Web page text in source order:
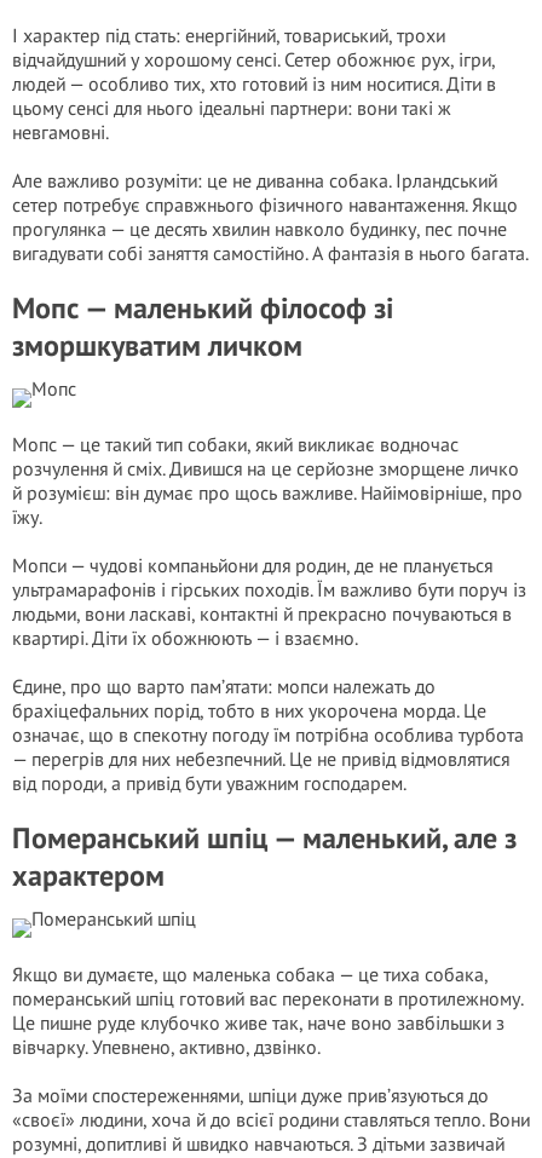
І характер під стать: енергійний, товариський, трохи
відчайдушний у хорошому сенсі. Сетер обожнює рух, ігри,
людей — особливо тих, хто готовий із ним носитися. Діти в
цьому сенсі для нього ідеальні партнери: вони такі ж
невгамовні.
Але важливо розуміти: це не диванна собака. Ірландський
сетер потребує справжнього фізичного навантаження. Якщо
прогулянка — це десять хвилин навколо будинку, пес почне
вигадувати собі заняття самостійно. А фантазія в нього багата.
Мопс — маленький філософ зі
зморшкуватим личком
Мопс — це такий тип собаки, який викликає водночас
розчулення й сміх. Дивишся на це серйозне зморщене личко
й розумієш: він думає про щось важливе. Найімовірніше, про
їжу.
Мопси — чудові компаньйони для родин, де не планується
ультрамарафонів і гірських походів. Їм важливо бути поруч із
людьми, вони ласкаві, контактні й прекрасно почуваються в
квартирі. Діти їх обожнюють — і взаємно.
Єдине, про що варто пам’ятати: мопси належать до
брахіцефальних порід, тобто в них укорочена морда. Це
означає, що в спекотну погоду їм потрібна особлива турбота
— перегрів для них небезпечний. Це не привід відмовлятися
від породи, а привід бути уважним господарем.
Померанський шпіц — маленький, але з
характером
Якщо ви думаєте, що маленька собака — це тиха собака,
померанський шпіц готовий вас переконати в протилежному.
Це пишне руде клубочко живе так, наче воно завбільшки з
вівчарку. Упевнено, активно, дзвінко.
За моїми спостереженнями, шпіци дуже прив’язуються до
«своєї» людини, хоча й до всієї родини ставляться тепло. Вони
розумні, допитливі й швидко навчаються. З дітьми зазвичай